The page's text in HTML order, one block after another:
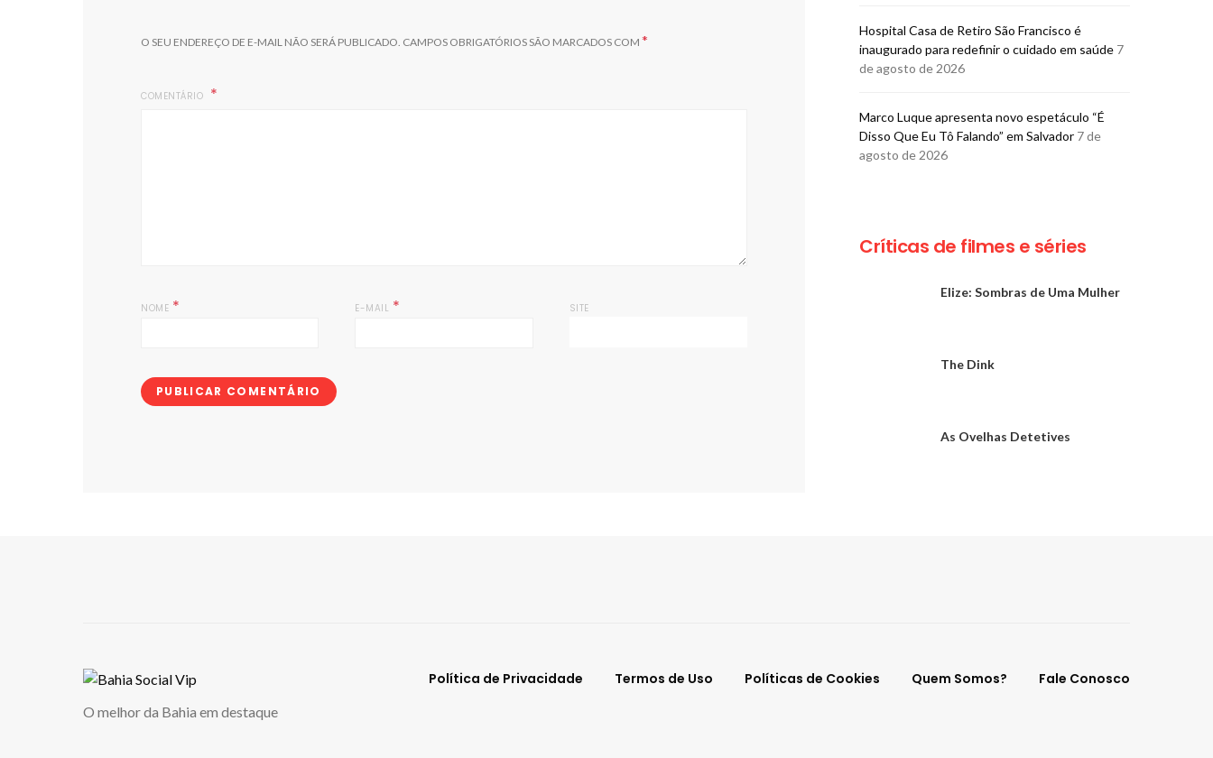
O SEU ENDEREÇO DE E-MAIL NÃO SERÁ PUBLICADO. CAMPOS OBRIGATÓRIOS SÃO MARCADOS COM *
COMENTÁRIO
NOME * E-MAIL * SITE
Hospital Casa de Retiro São Francisco é
inaugurado para redefinir o cuidado em saúde 7
de agosto de 2026
Marco Luque apresenta novo espetáculo “É
Disso Que Eu Tô Falando” em Salvador 7 de
agosto de 2026
Críticas de filmes e séries
Elize: Sombras de Uma Mulher
The Dink
As Ovelhas Detetives
Política de Privacidade Termos de Uso Políticas de Cookies Quem Somos? Fale Conosco
O melhor da Bahia em destaque